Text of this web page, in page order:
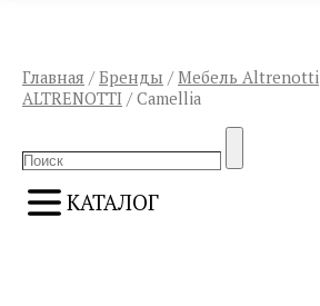
Главная /Бренды /Мебель Altrenotti
ALTRENOTTI / Camellia
for:
КАТАЛОГ